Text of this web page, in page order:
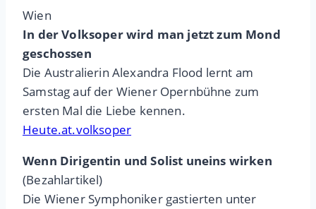
Wien
In der Volksoper wird man jetzt zum Mond
geschossen
Die Australierin Alexandra Flood lernt am
Samstag auf der Wiener Opernbühne zum
ersten Mal die Liebe kennen.
Heute.at.volksoper
Wenn Dirigentin und Solist uneins wirken
(Bezahlartikel)
Die Wiener Symphoniker gastierten unter